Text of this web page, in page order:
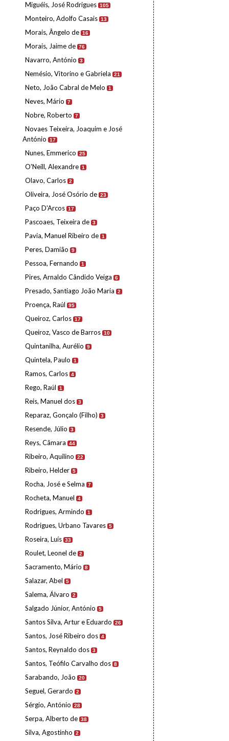
Miguéis, José Rodrigues 105
Monteiro, Adolfo Casais 13
Morais, Ângelo de 16
Morais, Jaime de 76
Navarro, António 3
Nemésio, Vitorino e Gabriela 21
Neto, João Cabral de Melo 1
Neves, Mário 7
Nobre, Roberto 7
Novaes Teixeira, Joaquim e José
António
17
Nunes, Emmerico 25
O'Neill, Alexandre 1
Olavo, Carlos 2
Oliveira, José Osório de 23
Paço D'Arcos 17
Pascoaes, Teixeira de 3
Pavia, Manuel Ribeiro de 1
Peres, Damião 9
Pessoa, Fernando 1
Pires, Arnaldo Cândido Veiga 6
Presado, Santiago João Maria 2
Proença, Raúl 95
Queiroz, Carlos 17
Queiroz, Vasco de Barros 10
Quintanilha, Aurélio 9
Quintela, Paulo 1
Ramos, Carlos 4
Rego, Raúl 1
Reis, Manuel dos 3
Reparaz, Gonçalo (Filho) 3
Resende, Júlio 3
Reys, Câmara 44
Ribeiro, Aquilino 22
Ribeiro, Helder 5
Rocha, José e Selma 7
Rocheta, Manuel 4
Rodrigues, Armindo 1
Rodrigues, Urbano Tavares 5
Roseira, Luís 33
Roulet, Leonel de 2
Sacramento, Mário 8
Salazar, Abel 5
Salema, Álvaro 2
Salgado Júnior, António 5
Santos Silva, Artur e Eduardo 26
Santos, José Ribeiro dos 4
Santos, Reynaldo dos 3
Santos, Teófilo Carvalho dos 8
Sarabando, João 20
Seguel, Gerardo 2
Sérgio, António 28
Serpa, Alberto de 38
Silva, Agostinho 2